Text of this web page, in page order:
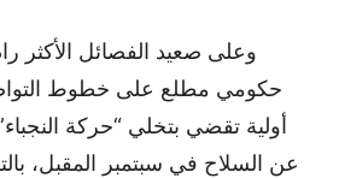
وعلى صعيد الفصائل الأكثر
حكومي مطلع على خطوط
أولية تقضي بتخلي “حركة
عن السلاح في سبتمبر المقبل،